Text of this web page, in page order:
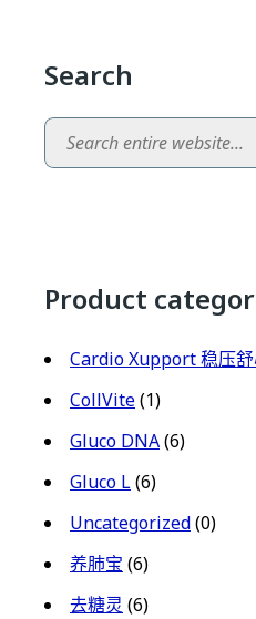
Search
Search
Product
Cardio Xupport 稳压
CollVite(1)
Gluco DNA(6)
Gluco L(6)
Uncategorized(0)
养肺宝 (6)
去糖灵(6)